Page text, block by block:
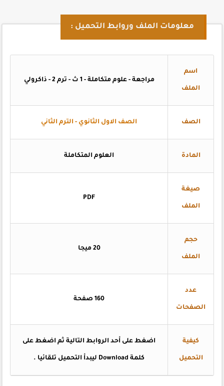
معلومات الملف وروابط التحميل :
اسم
الملف
مراجعة - علوم متكاملة - 1 ث - ترم 2 - ذاكرولي
الصف الصف الاول الثانوي - الترم الثاني
المادة العلوم المتكاملة
صيغة
الملف
PDF
حجم
الملف
عدد
الصفحات
160 صفحة
كيفية
التحميل
اضغط على أحد الروابط التالية ثم اضغط على
كلمة Download ليبدأ التحميل تلقائيا .